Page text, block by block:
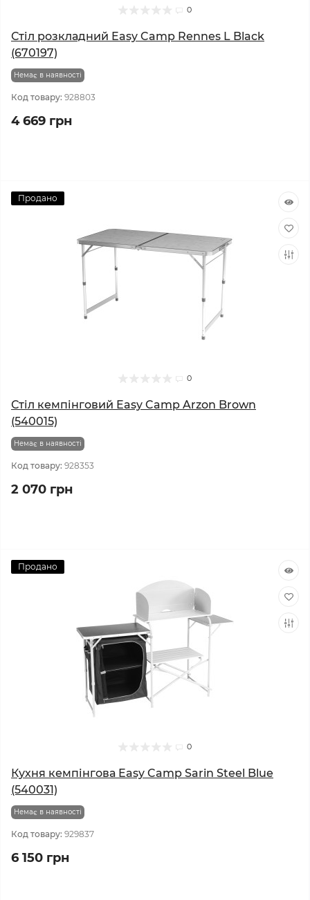
0
Стіл розкладний Easy Camp Rennes L Black
(670197)
Немає в наявності
Код товару: 928803
4 669 грн
Продано
0
Стіл кемпінговий Easy Camp Arzon Brown
(540015)
Немає в наявності
Код товару: 928353
2 070 грн
Продано
0
Кухня кемпінгова Easy Camp Sarin Steel Blue
(540031)
Немає в наявності
Код товару: 929837
6 150 грн